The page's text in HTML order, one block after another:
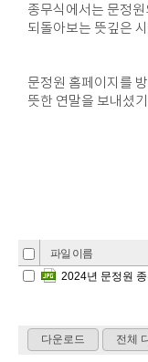
종무식에서는 문정
되돌아보는 뜻깊은
문정원 홈페이지를
뜻한 연말을 보내셨